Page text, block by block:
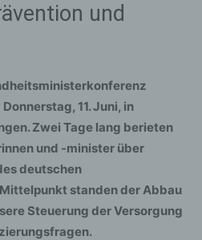
und
11. Juni, in
Zwei Tage lang berieten
und -minister über
deutschen
standen der Abbau
Steuerung der Versorgung